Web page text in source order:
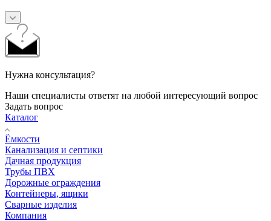
Нужна консультация?
Наши специалисты ответят на любой интересующий вопрос
Задать вопрос
Каталог
Ёмкости
Канализация и септики
Дачная продукция
Трубы ПВХ
Дорожные ограждения
Контейнеры, ящики
Сварные изделия
Компания